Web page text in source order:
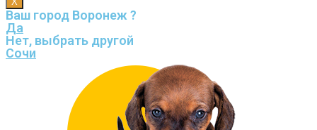
Ваш город Воронеж ?
Да
Нет, выбрать другой
Сочи